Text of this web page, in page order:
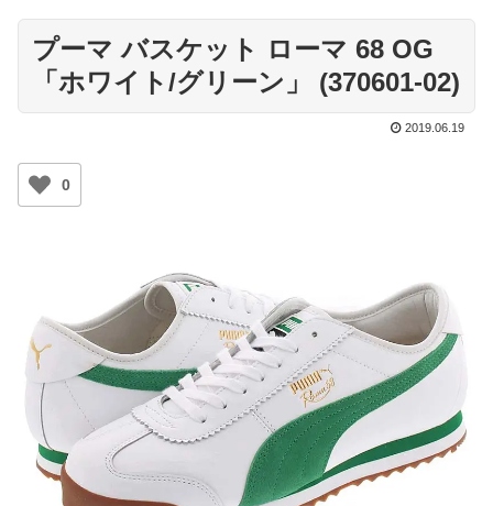
プーマ バスケット ローマ 68 OG
「ホワイト/グリーン」 (370601-02)
2019.06.19
0